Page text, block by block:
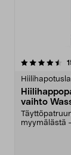
vaihto
myymälästä